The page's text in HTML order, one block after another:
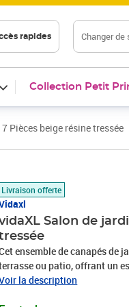
rapides Changer de
Collection Petit
Pièces beige résine tressée
Livraison offerte
Salon de
ensemble de canapés de
ou patio, offrant un
et les amis ou
la description
475,99€